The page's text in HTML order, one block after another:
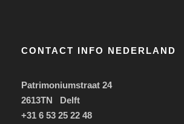
CONTACT INFO NEDERLAND
Patrimoniumstraat 24
2613TN Delft
+31 6 53 25 22 48